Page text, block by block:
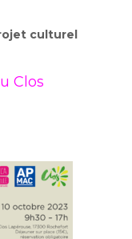
culturel
Clos